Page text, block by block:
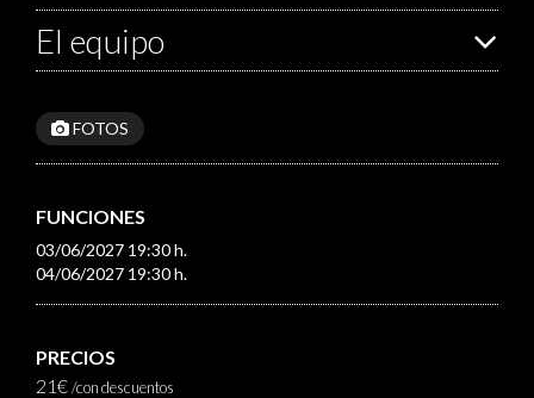
El equipo
FOTOS
FUNCIONES
03/06/2027 19:30 h.
04/06/2027 19:30 h.
PRECIOS
21€/con descuentos